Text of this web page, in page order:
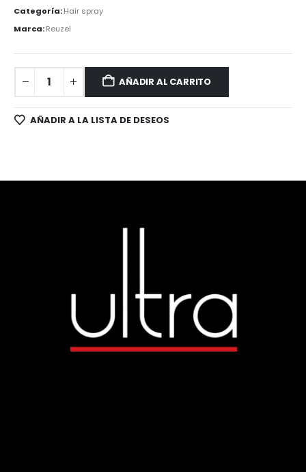
Categoría:Hair spray
Marca:Reuzel
AÑADIR AL CARRITO
AÑADIR A LA LISTA DE DESEOS